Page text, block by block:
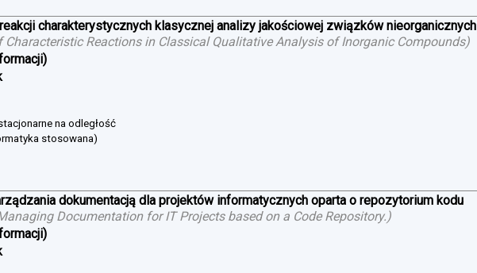
charakterystycznych klasycznej analizy jakościowej związków nieorganicznych
Reactions in Classical Qualitative Analysis of Inorganic Compounds)
na odległość
stosowana)
dokumentacją dla projektów informatycznych oparta o repozytorium kodu
Documentation for IT Projects based on a Code Repository. )